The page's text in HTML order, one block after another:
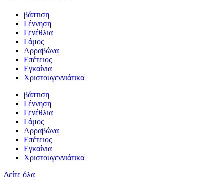
βάπτιση
Γέννηση
Γενέθλια
Γάμος
Αρραβώνα
Επέτειος
Εγκαίνια
Χριστουγεννιάτικα
βάπτιση
Γέννηση
Γενέθλια
Γάμος
Αρραβώνα
Επέτειος
Εγκαίνια
Χριστουγεννιάτικα
Δείτε όλα